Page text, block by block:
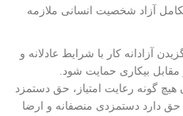
آزاد شخصیت انسانی ملازمه
آزادانه کار با شرایط عادلانه و
مقابل بیکاری حمایت شود.
گونه رعایت امتیاز، حق دستمزد
دارد دستمزدی منصفانه و ارضا